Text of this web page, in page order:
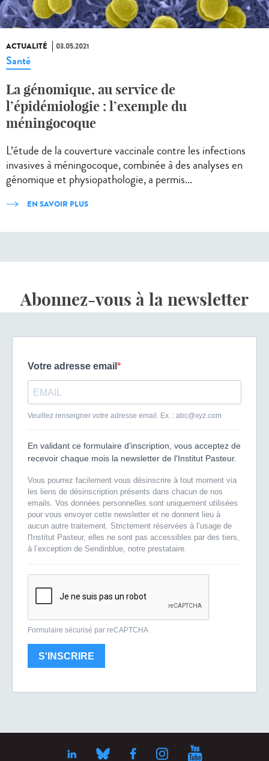
ACTUALITÉ 03.05.2021
Santé
La génomique, au service de
l’épidémiologie : l’exemple du
méningocoque
L’étude de la couverture vaccinale contre les infections
invasives à méningocoque, combinée à des analyses en
génomique et physiopathologie, a permis...
EN SAVOIR PLUS
Abonnez-vous à la newsletter